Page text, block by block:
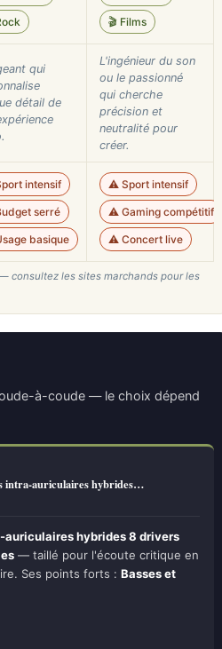
🎬 Films
qui
détail de
L'ingénieur du son
ou le passionné
qui cherche
précision et
neutralité pour
créer.
intensif
serré
basique
⚠️ Sport intensif
⚠️ Gaming compétitif
⚠️ Concert live
consultez les sites marchands pour les
à-coude — le choix dépend
intra-auriculaires hybrides…
auriculaires hybrides 8 drivers
— taillé pour l'écoute critique en
Ses points forts : Basses et